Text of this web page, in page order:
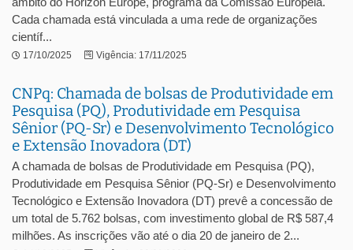
Cada chamada está vinculada a uma rede de organizações
científ...
17/10/2025 Vigência: 17/11/2025
CNPq: Chamada de bolsas de Produtividade em
Pesquisa (PQ), Produtividade em Pesquisa
Sênior (PQ-Sr) e Desenvolvimento Tecnológico
e Extensão Inovadora (DT)
A chamada de bolsas de Produtividade em Pesquisa (PQ),
Produtividade em Pesquisa Sênior (PQ-Sr) e Desenvolvimento
Tecnológico e Extensão Inovadora (DT) prevê a concessão de
um total de 5.762 bolsas, com investimento global de R$ 587,4
milhões. As inscrições vão até o dia 20 de janeiro de 2...